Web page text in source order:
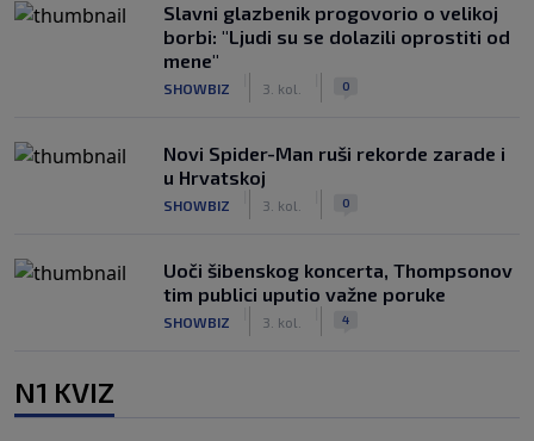
Slavni glazbenik progovorio o velikoj
borbi: "Ljudi su se dolazili oprostiti od
mene"
SHOWBIZ 3. kol. 0
Novi Spider-Man ruši rekorde zarade i
u Hrvatskoj
SHOWBIZ 3. kol. 0
Uoči šibenskog koncerta, Thompsonov
tim publici uputio važne poruke
SHOWBIZ 3. kol. 4
N1 KVIZ